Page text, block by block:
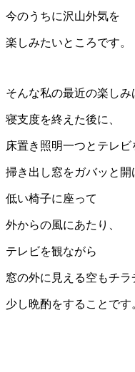
今のうちに沢山外気を
楽しみたいところです。
そんな私の最近の楽しみ
寝支度を終えた後に、
床置き照明一つとテレビ
掃き出し窓をガバッと開
低い椅子に座って
外からの風にあたり、
テレビを観ながら
窓の外に見える空もチラ
少し晩酌をすることです